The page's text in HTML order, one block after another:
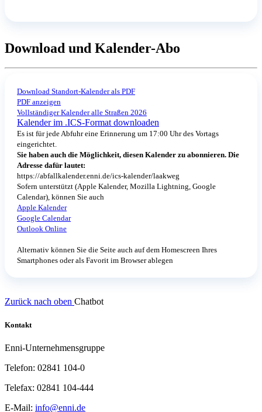
Download und Kalender-Abo
Download Standort-Kalender als PDF
PDF anzeigen
Vollständiger Kalender alle Straßen 2026
Kalender im .ICS-Format downloaden
Es ist für jede Abfuhr eine Erinnerung um 17:00 Uhr des Vortags
eingerichtet.
Sie haben auch die Möglichkeit, diesen Kalender zu abonnieren. Die
Adresse dafür lautet:
https://abfallkalender.enni.de/ics-kalender/laakweg
Sofern unterstützt (Apple Kalender, Mozilla Lightning, Google
Calendar), können Sie auch
Apple Kalender
Google Calendar
Outlook Online
Alternativ können Sie die Seite auch auf dem Homescreen Ihres
Smartphones oder als Favorit im Browser ablegen
Zurück nach oben Chatbot
Kontakt
Enni-Unternehmensgruppe
Telefon: 02841 104-0
Telefax: 02841 104-444
E-Mail: info@enni.de